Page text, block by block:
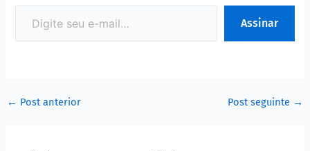
Assinar
← Post anterior Post seguinte →